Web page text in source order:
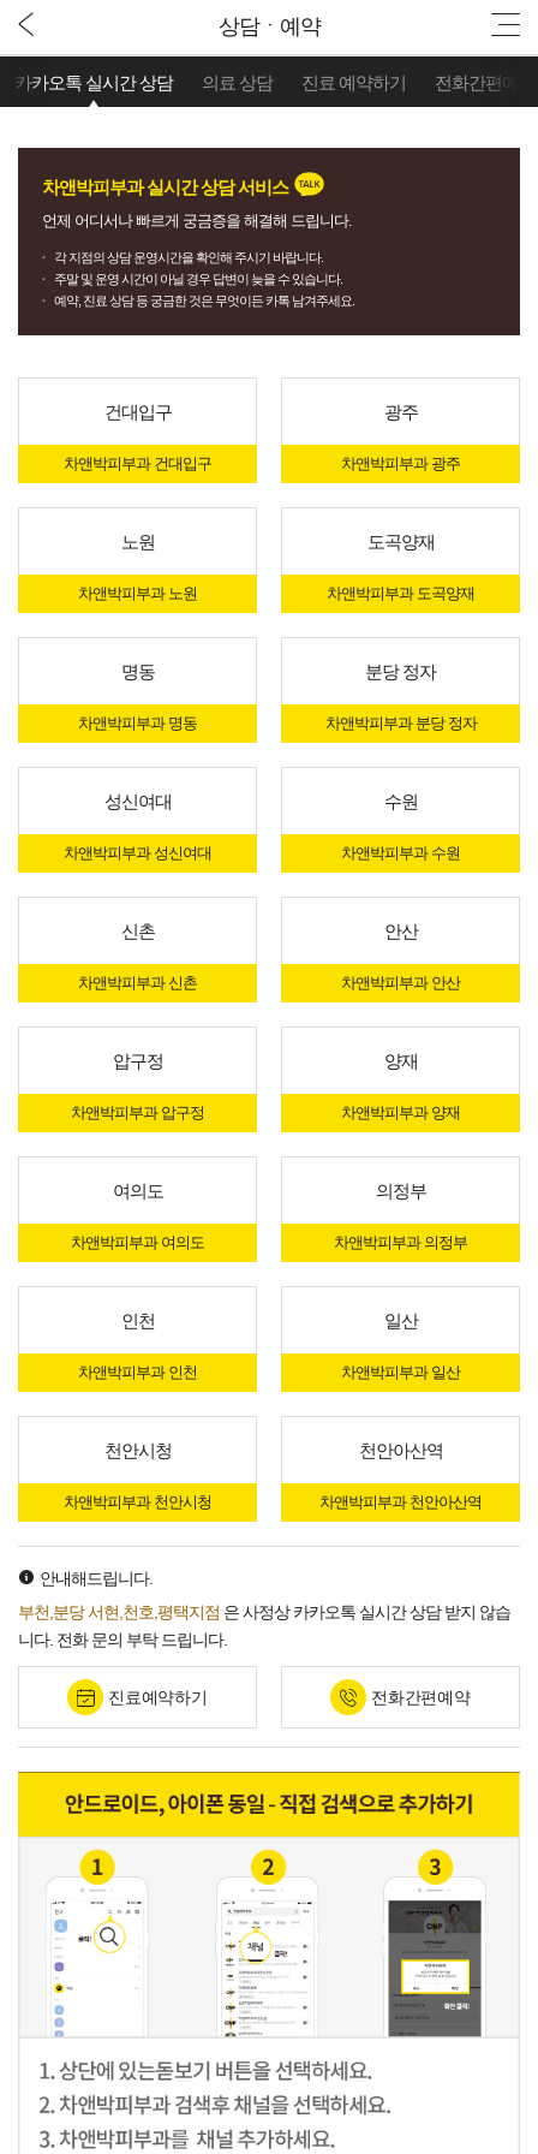
상담ㆍ예약
카카오톡 실시간 상담 의료 상담 진료 예약하기 전화간편예약
차앤박피부과 실시간 상담 서비스
언제 어디서나 빠르게 궁금증을 해결해 드립니다.
각 지점의 상담 운영시간을 확인해 주시기 바랍니다.
주말 및 운영 시간이 아닐 경우 답변이 늦을 수 있습니다.
예약, 진료 상담 등 궁금한 것은 무엇이든 카톡 남겨주세요.
건대입구
차앤박피부과 건대입구
광주
차앤박피부과 광주
노원
차앤박피부과 노원
도곡양재
차앤박피부과 도곡양재
명동
차앤박피부과 명동
분당 정자
차앤박피부과 분당 정자
성신여대
차앤박피부과 성신여대
수원
차앤박피부과 수원
신촌
차앤박피부과 신촌
안산
차앤박피부과 안산
압구정
차앤박피부과 압구정
양재
차앤박피부과 양재
여의도
차앤박피부과 여의도
의정부
차앤박피부과 의정부
인천
차앤박피부과 인천
일산
차앤박피부과 일산
천안시청
차앤박피부과 천안시청
천안아산역
차앤박피부과 천안아산역
안내해드립니다.
부천,분당 서현,천호,평택지점 은 사정상 카카오톡 실시간 상담 받지 않습
니다. 전화 문의 부탁 드립니다.
진료예약하기 전화간편예약